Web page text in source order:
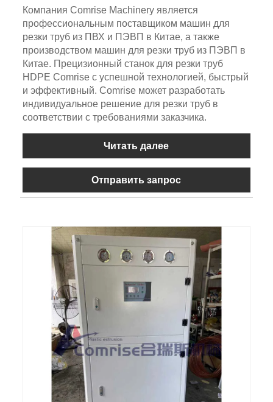
Компания Comrise Machinery является
профессиональным поставщиком машин для
резки труб из ПВХ и ПЭВП в Китае, а также
производством машин для резки труб из ПЭВП в
Китае. Прецизионный станок для резки труб
HDPE Comrise с успешной технологией, быстрый
и эффективный. Comrise может разработать
индивидуальное решение для резки труб в
соответствии с требованиями заказчика.
Читать далее
Отправить запрос